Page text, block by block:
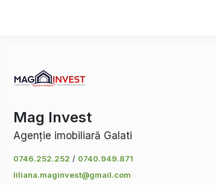
Mag Invest
Agenție imobiliară Galati
0746.252.252 / 0740.949.871
liliana.maginvest@gmail.com